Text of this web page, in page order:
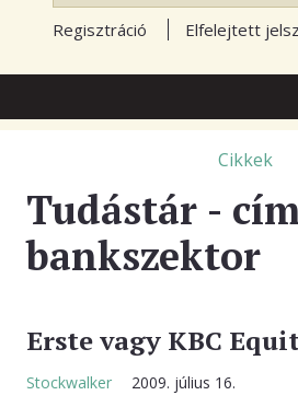
Regisztráció Elfelejtett
TŐZSDE FÓRUM
TUDÁSTÁR
BLOGOK
ELŐFIZETÉS
Cikkek
Tudástár -
bankszektor
Erste vagy KBC
Stockwalker 2009. július 16.